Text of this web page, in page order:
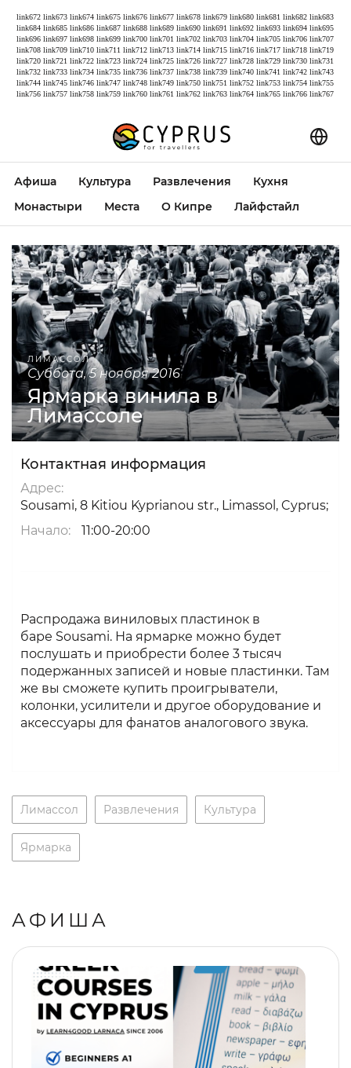
link672 link673 link674 link675 link676 link677 link678 link679 link680 link681 link682 link683
link684 link685 link686 link687 link688 link689 link690 link691 link692 link693 link694 link695
link696 link697 link698 link699 link700 link701 link702 link703 link704 link705 link706 link707
link708 link709 link710 link711 link712 link713 link714 link715 link716 link717 link718 link719
link720 link721 link722 link723 link724 link725 link726 link727 link728 link729 link730 link731
link732 link733 link734 link735 link736 link737 link738 link739 link740 link741 link742 link743
link744 link745 link746 link747 link748 link749 link750 link751 link752 link753 link754 link755
link756 link757 link758 link759 link760 link761 link762 link763 link764 link765 link766 link767
Афиша Культура Развлечения
Кухня
Монастыри
Места О Кипре Лайфстайл
ЛИМАССОЛ
суббота, 5 ноября 2016
Ярмарка винила в
Лимассоле
Контактная информация
Адрес:
Sousami, 8 Kitiou Kyprianou str., Limassol, Cyprus;
Начало:
11:00-20:00
Распродажа виниловых пластинок в
баре Sousami. На ярмарке можно будет
послушать и приобрести более 3 тысяч
подержанных записей и новые пластинки. Там
же вы сможете купить проигрыватели,
колонки, усилители и другое оборудование и
аксессуары для фанатов аналогового звука.
Лимассол Развлечения Культура
Ярмарка
АФИША